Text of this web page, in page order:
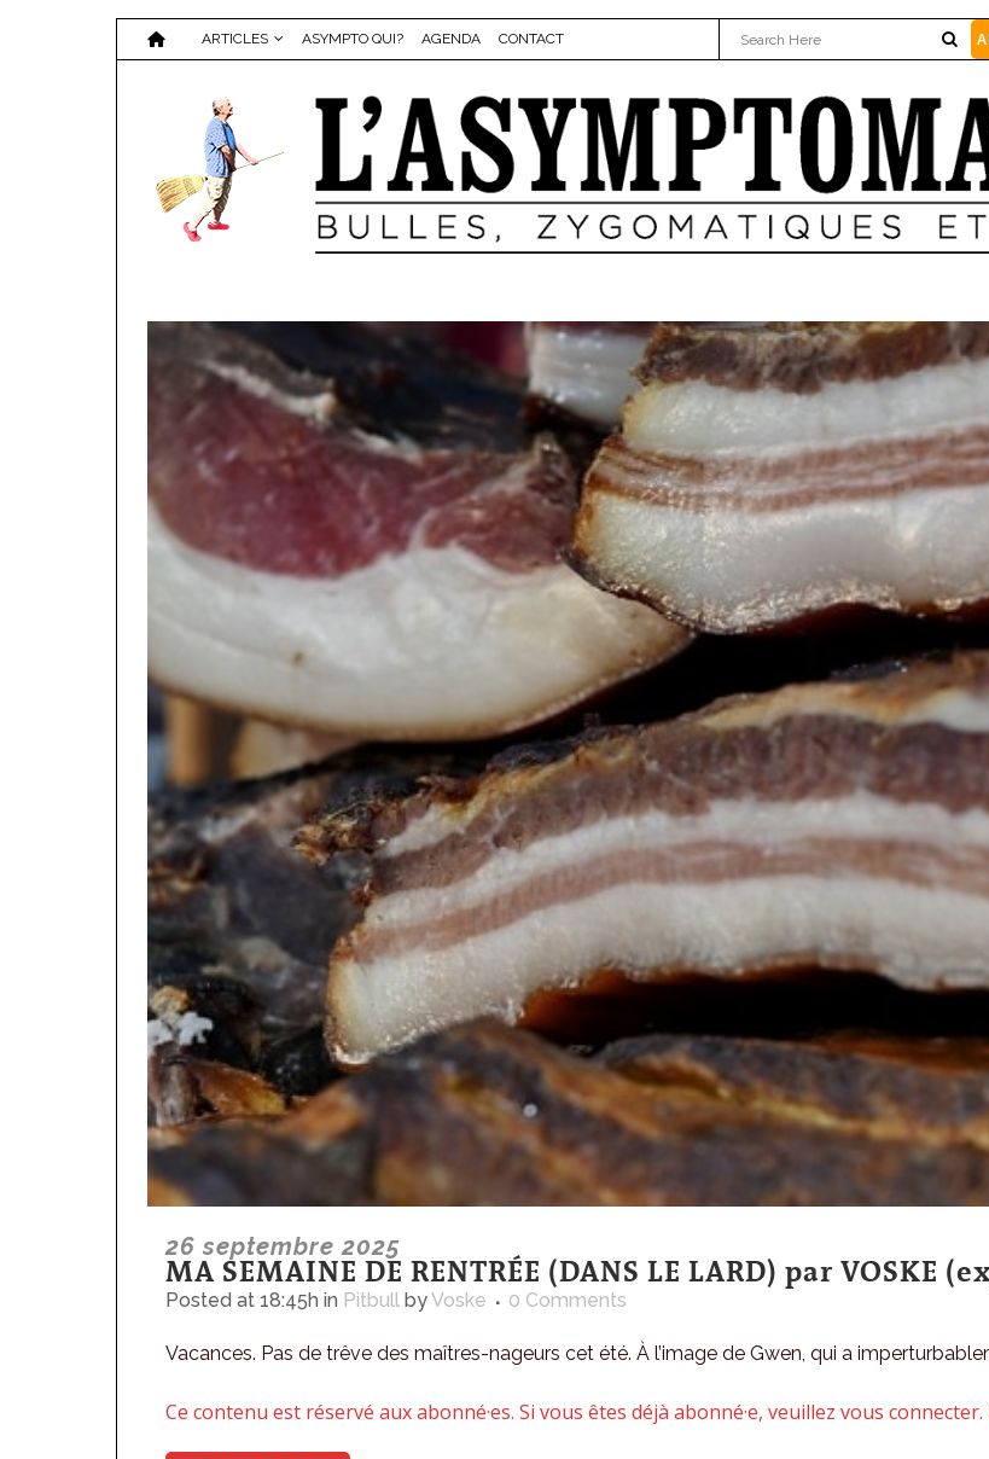
ARTICLES ASYMPTO QUI? AGENDA CONTACT
26 septembre 2025
MA SEMAINE DE RENTRÉE (DANS LE LARD) par VOSKE
Posted at 18:45h in Pitbull byVoske 0 Comments
Vacances. Pas de trêve des maîtres-nageurs cet été. À l’image de Gwen, qui a
Ce contenu est réservé aux abonné·es. Si vous êtes déjà abonné·e, veuillez vous